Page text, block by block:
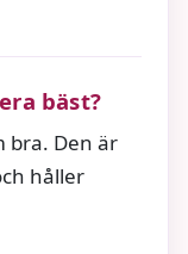
bäst?
bra. Den är
håller